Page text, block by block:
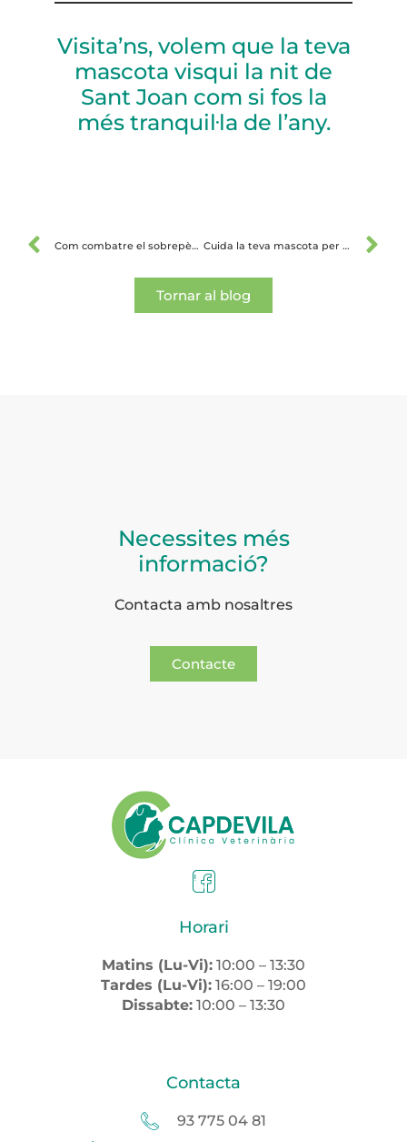
Visita’ns, volem que la teva
mascota visqui la nit de
Sant Joan com si fos la
més tranquil·la de l’any.
Com combatre el sobrepès de la teva mascota? Cuida la teva mascota per passar un feliç estiu
Tornar al blog
Necessites més
informació?
Contacta amb nosaltres
Contacte
Horari
Matins (Lu-Vi): 10:00 – 13:30
Tardes (Lu-Vi): 16:00 – 19:00
Dissabte: 10:00 – 13:30
Contacta
93 775 04 81